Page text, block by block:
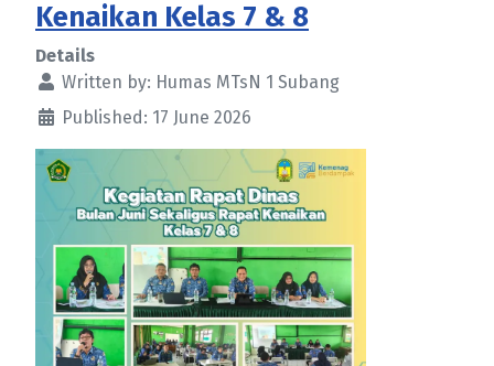
Kenaikan Kelas 7 & 8
Details
Written by: Humas MTsN 1 Subang
Published: 17 June 2026